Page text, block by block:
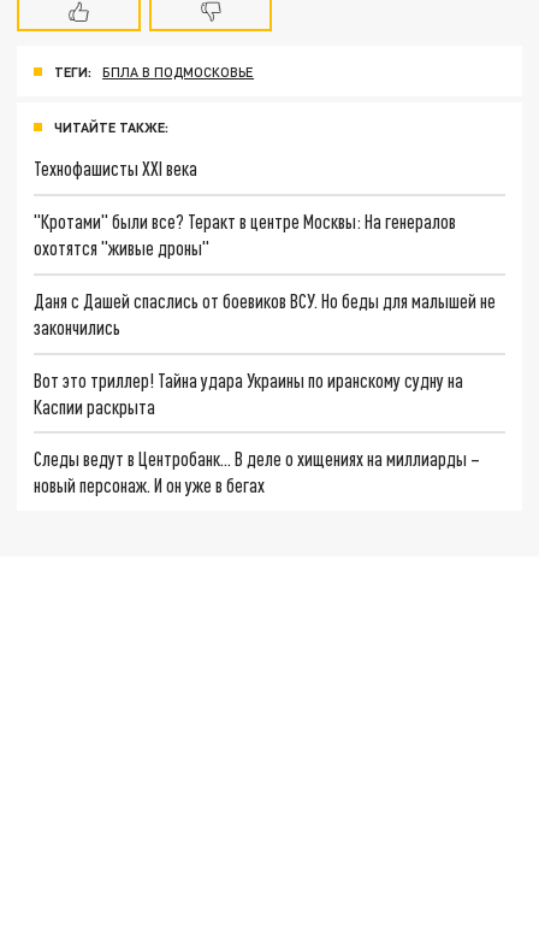
ТЕГИ: БПЛА В ПОДМОСКОВЬЕ
ЧИТАЙТЕ ТАКЖЕ:
Технофашисты XXI века
"Кротами" были все? Теракт в центре Москвы: На генералов
охотятся "живые дроны"
Даня с Дашей спаслись от боевиков ВСУ. Но беды для малышей не
закончились
Вот это триллер! Тайна удара Украины по иранскому судну на
Каспии раскрыта
Следы ведут в Центробанк… В деле о хищениях на миллиарды –
новый персонаж. И он уже в бегах